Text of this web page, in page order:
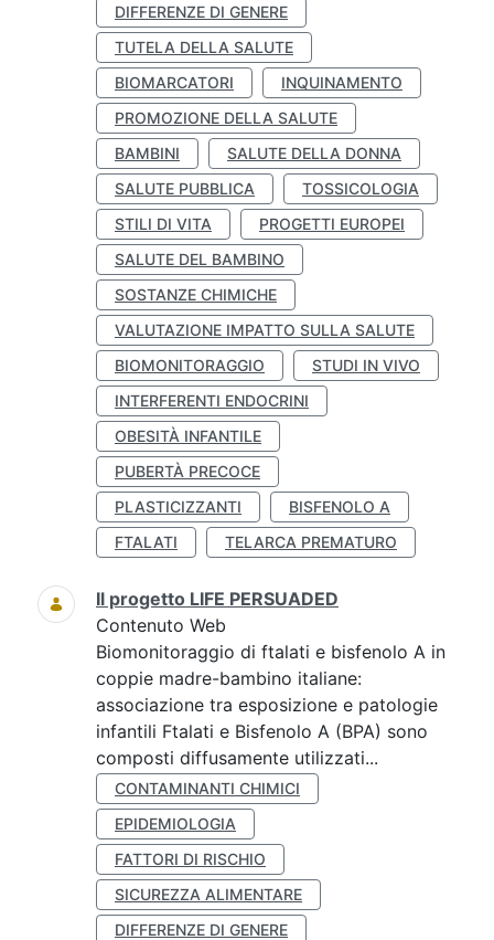
DIFFERENZE DI GENERE
TUTELA DELLA SALUTE
BIOMARCATORI
INQUINAMENTO
PROMOZIONE DELLA SALUTE
BAMBINI
SALUTE DELLA DONNA
SALUTE PUBBLICA
TOSSICOLOGIA
STILI DI VITA
PROGETTI EUROPEI
SALUTE DEL BAMBINO
SOSTANZE CHIMICHE
VALUTAZIONE IMPATTO SULLA SALUTE
BIOMONITORAGGIO
STUDI IN VIVO
INTERFERENTI ENDOCRINI
OBESITÀ INFANTILE
PUBERTÀ PRECOCE
PLASTICIZZANTI
BISFENOLO A
FTALATI
TELARCA PREMATURO
Il progetto LIFE PERSUADED
Contenuto Web
Biomonitoraggio di ftalati e bisfenolo A in
coppie madre-bambino italiane:
associazione tra esposizione e patologie
infantili Ftalati e Bisfenolo A (BPA) sono
composti diffusamente utilizzati...
CONTAMINANTI CHIMICI
EPIDEMIOLOGIA
FATTORI DI RISCHIO
SICUREZZA ALIMENTARE
DIFFERENZE DI GENERE